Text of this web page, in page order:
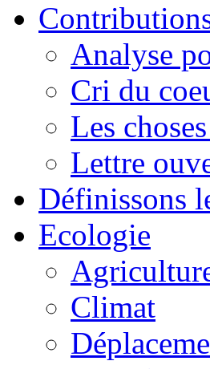
Analyse
Cri du
Les
Lettre
Définissons
Ecologie
Climat